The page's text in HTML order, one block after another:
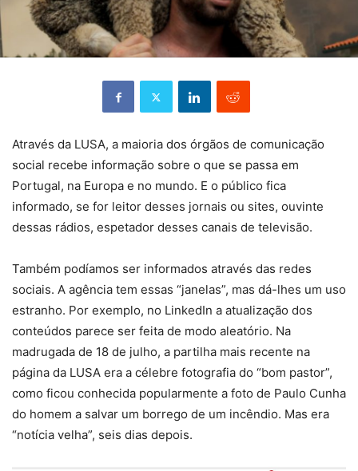
Através da LUSA, a maioria dos órgãos de comunicação
social recebe informação sobre o que se passa em
Portugal, na Europa e no mundo. E o público fica
informado, se for leitor desses jornais ou sites, ouvinte
dessas rádios, espetador desses canais de televisão.
Também podíamos ser informados através das redes
sociais. A agência tem essas “janelas”, mas dá-lhes um uso
estranho. Por exemplo, no LinkedIn a atualização dos
conteúdos parece ser feita de modo aleatório. Na
madrugada de 18 de julho, a partilha mais recente na
página da LUSA era a célebre fotografia do “bom pastor”,
como ficou conhecida popularmente a foto de Paulo Cunha
do homem a salvar um borrego de um incêndio. Mas era
“notícia velha”, seis dias depois.